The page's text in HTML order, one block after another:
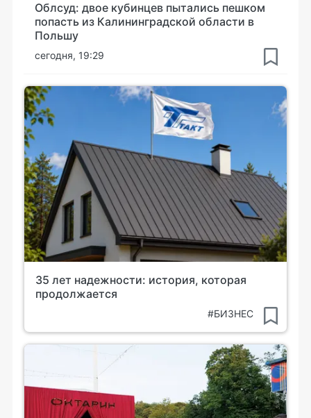
Облсуд: двое кубинцев пытались пешком
попасть из Калининградской области в
Польшу
сегодня, 19:29
35 лет надежности: история, которая
продолжается
#БИЗНЕС